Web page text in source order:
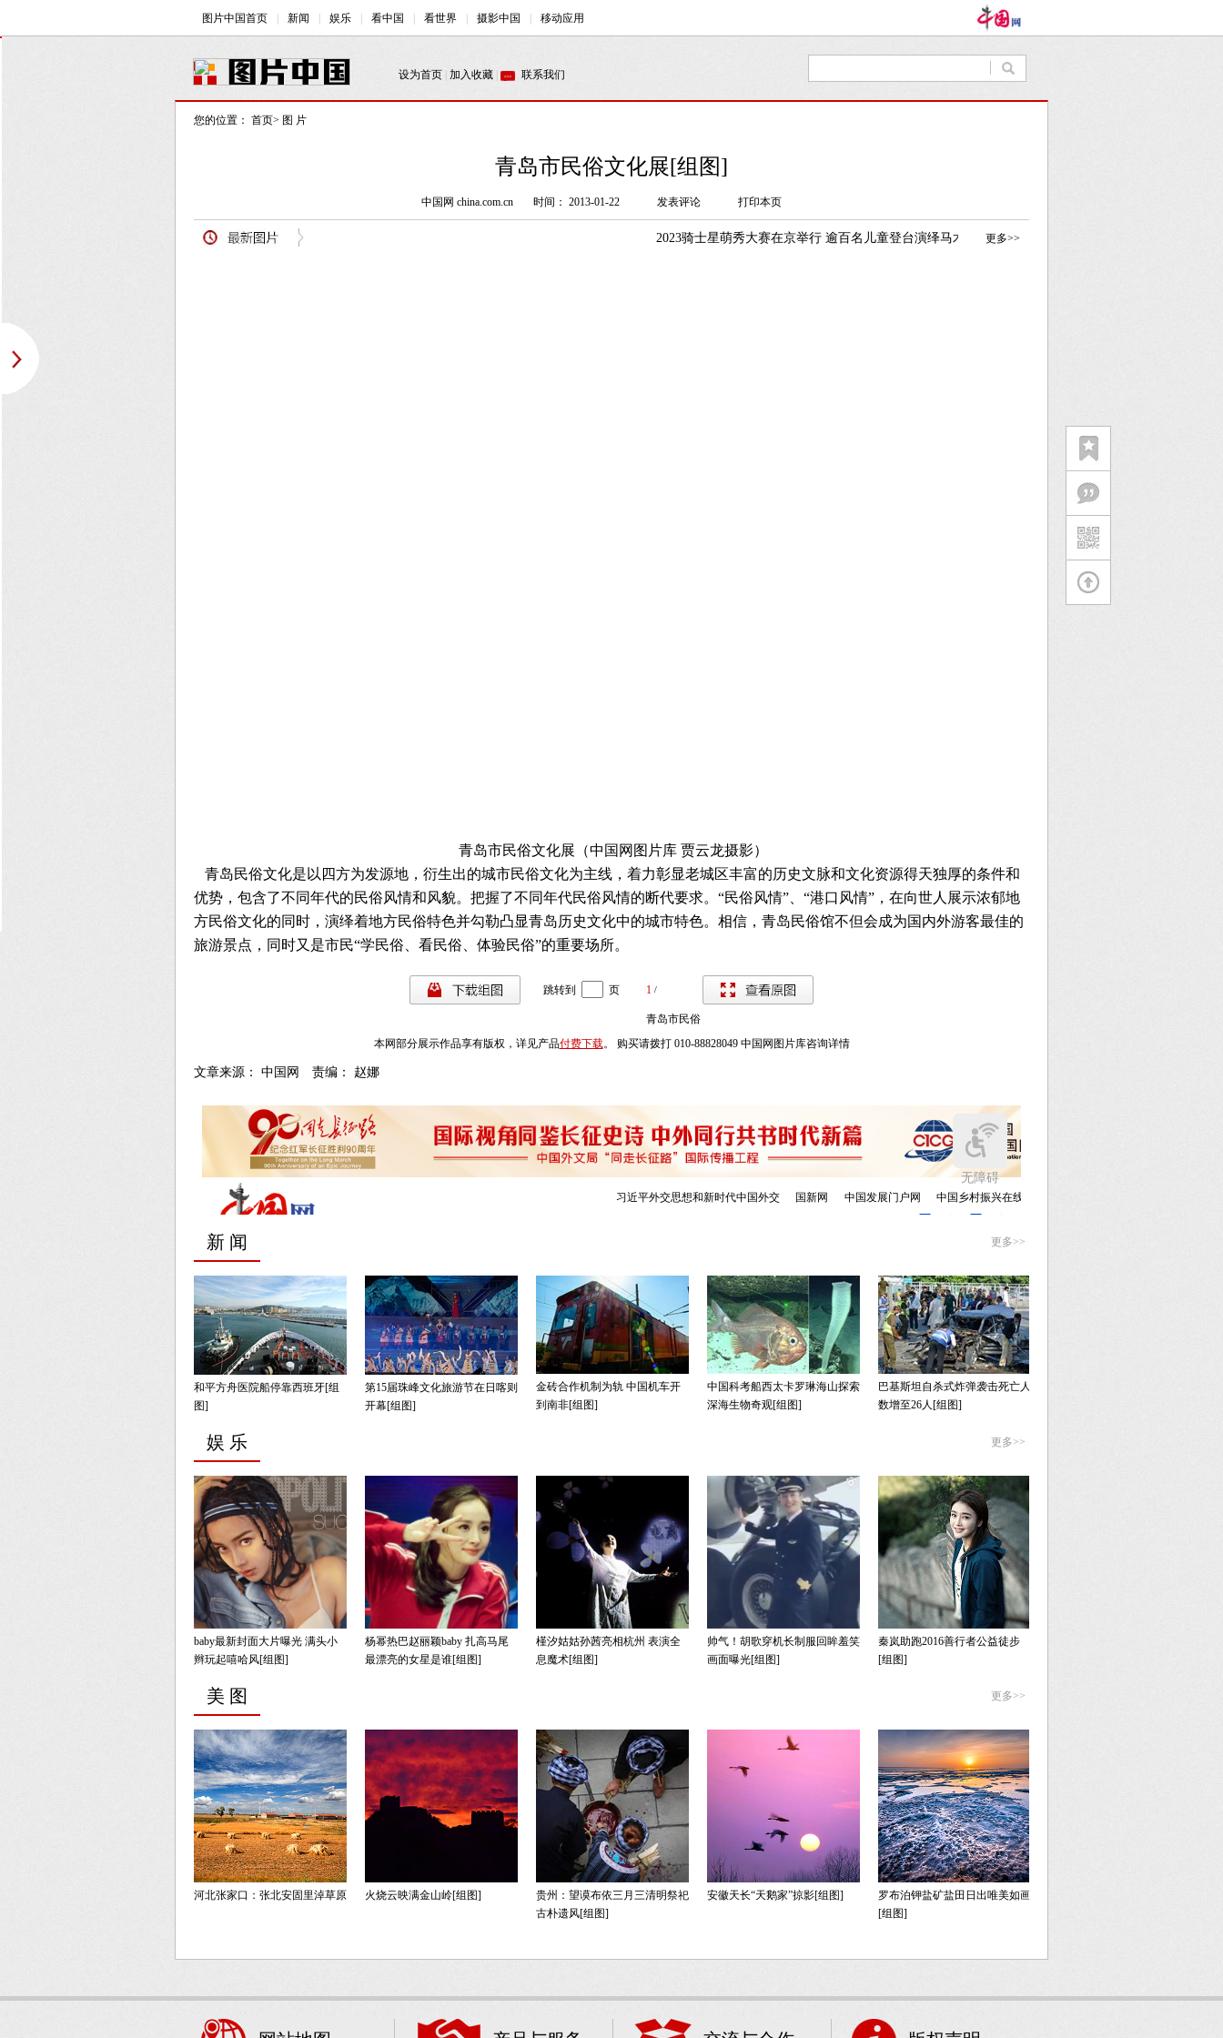
您的位置： 首页> 图 片
青岛市民俗文化展[组图]
中国网 china.com.cn 时间： 2013-01-22 发表评论 打印本页
青岛市民俗文化展（中国网图片库 贾云龙摄影）
青岛民俗文化是以四方为发源地，衍生出的城市民俗文化为主线，着力彰显老城区丰富的历史文脉和文化资源得天独厚的条件和
优势，包含了不同年代的民俗风情和风貌。把握了不同年代民俗风情的断代要求。“民俗风情”、“港口风情”，在向世人展示浓郁地
方民俗文化的同时，演绎着地方民俗特色并勾勒凸显青岛历史文化中的城市特色。相信，青岛民俗馆不但会成为国内外游客最佳的
旅游景点，同时又是市民“学民俗、看民俗、体验民俗”的重要场所。
跳转到 页 1 /
青岛市民俗
文化展[组
本网部分展示作品享有版权，详见产品付费下载。 购买请拨打 010-88828049 中国网图片库咨询详情
文章来源： 中国网 责编： 赵娜